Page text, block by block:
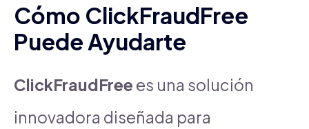
Cómo ClickFraudFree
Puede Ayudarte
ClickFraudFree es una solución
innovadora diseñada para